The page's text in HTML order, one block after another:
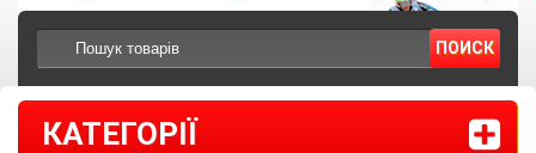
ПОИСК
КАТЕГОРІЇ